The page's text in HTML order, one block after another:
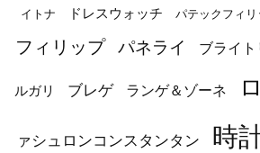
イトナ ドレスウォッチ パテックフィリ
フィリップ
パネライ ブライ
ルガリ ブレゲ ランゲ＆ゾーネ
ァシュロンコンスタンタン 時